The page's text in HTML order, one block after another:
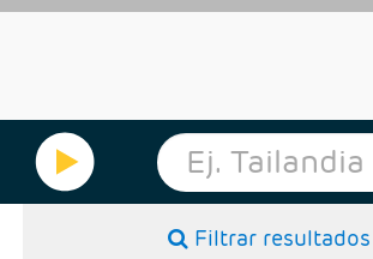
Cruceros
Por Qué?
Filtrar resultados